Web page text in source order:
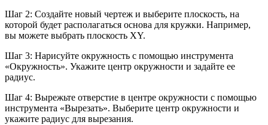
Шаг 2: Создайте новый чертеж и выберите плоскость, на
которой будет располагаться основа для кружки. Например,
вы можете выбрать плоскость XY.
Шаг 3: Нарисуйте окружность с помощью инструмента
«Окружность». Укажите центр окружности и задайте ее
радиус.
Шаг 4: Вырежьте отверстие в центре окружности с помощью
инструмента «Вырезать». Выберите центр окружности и
укажите радиус для вырезания.